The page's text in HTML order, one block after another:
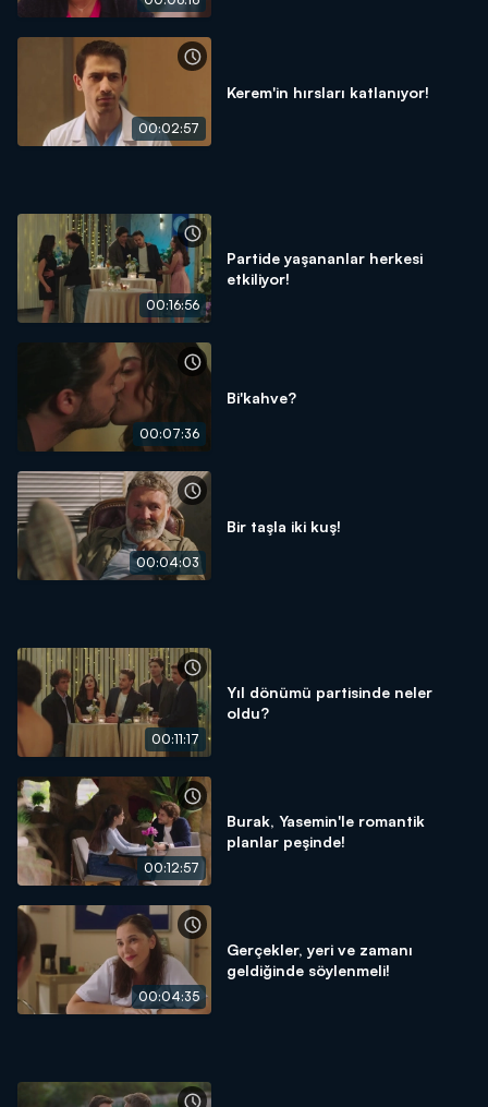
00:02:57
Kerem'in hırsları katlanıyor!
00:16:56
Partide yaşananlar herkesi
etkiliyor!
00:07:36
Bi'kahve?
00:04:03
Bir taşla iki kuş!
00:11:17
Yıl dönümü partisinde neler
oldu?
00:12:57
Burak, Yasemin'le romantik
planlar peşinde!
00:04:35
Gerçekler, yeri ve zamanı
geldiğinde söylenmeli!